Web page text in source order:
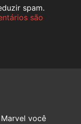
spam.
são
você